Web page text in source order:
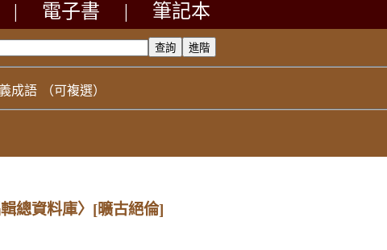
電子書 筆記本
成語 （可複選）
總資料庫〉 [曠古絕倫]